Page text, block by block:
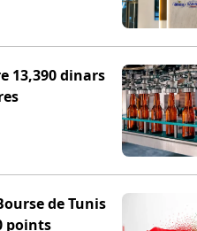
13,390 dinars
de Tunis
points